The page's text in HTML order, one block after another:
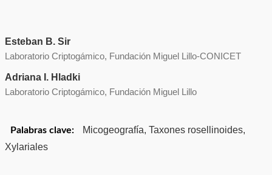
Esteban B. Sir
Laboratorio Criptogámico, Fundación Miguel Lillo-CONICET
Adriana I. Hladki
Laboratorio Criptogámico, Fundación Miguel Lillo
Palabras clave:
Micogeografía, Taxones rosellinoides,
Xylariales